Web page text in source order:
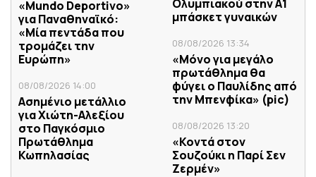
«Mundo Deportivo»
για Παναθηναϊκό:
«Μία πεντάδα που
τρομάζει την
Ευρώπη»
08/08/2026 14:00
Ασημένιο μετάλλιο
για Χιώτη-Αλεξίου
στο Παγκόσμιο
Πρωτάθλημα
Κωπηλασίας
Ολυμπιακού στην Α1
μπάσκετ γυναικών
08/08/2026 13:34
«Μόνο για μεγάλο
πρωτάθλημα θα
φύγει ο Παυλίδης από
την Μπενφίκα» (pic)
08/08/2026 13:20
«Κοντά στον
Σουζούκι η Παρί Σεν
Ζερμέν»